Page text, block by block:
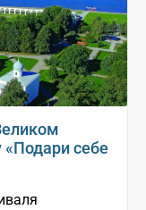
себе